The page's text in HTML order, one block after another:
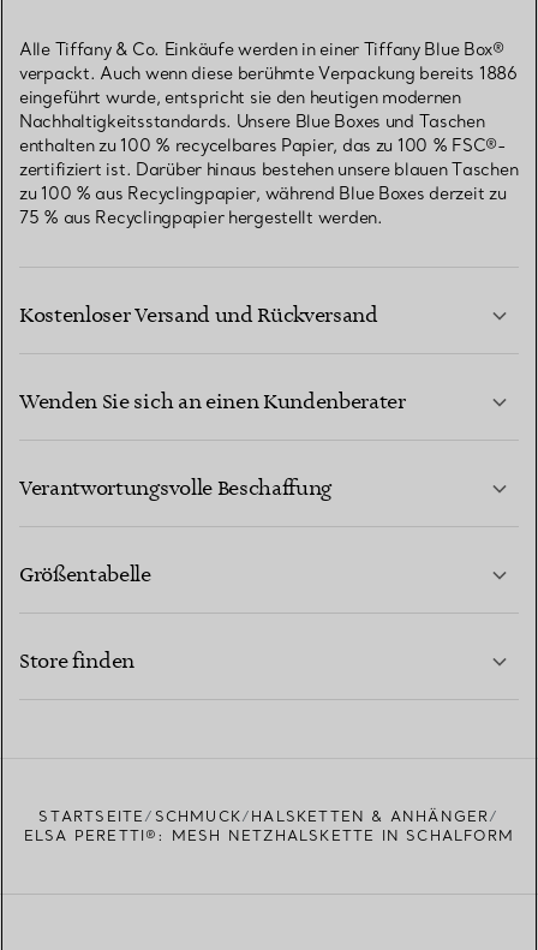
Alle Tiffany & Co. Einkäufe werden in einer Tiffany Blue Box®
verpackt. Auch wenn diese berühmte Verpackung bereits 1886
eingeführt wurde, entspricht sie den heutigen modernen
Nachhaltigkeitsstandards. Unsere Blue Boxes und Taschen
enthalten zu 100 % recycelbares Papier, das zu 100 % FSC®-
zertifiziert ist. Darüber hinaus bestehen unsere blauen Taschen
zu 100 % aus Recyclingpapier, während Blue Boxes derzeit zu
75 % aus Recyclingpapier hergestellt werden.
Kostenloser Versand und Rückversand
Wenden Sie sich an einen Kundenberater
Verantwortungsvolle Beschaffung
Größentabelle
Store finden
STARTSEITE SCHMUCK
HALSKETTEN & ANHÄNGER
ELSA PERETTI®: MESH NETZHALSKETTE IN SCHALFORM